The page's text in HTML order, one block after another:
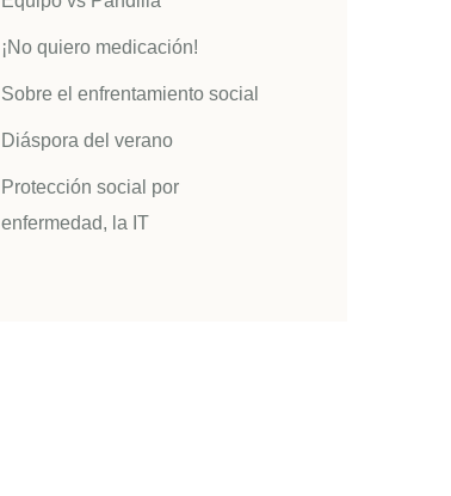
¡No quiero medicación!
Sobre el enfrentamiento social
Diáspora del verano
Protección social por
enfermedad, la IT